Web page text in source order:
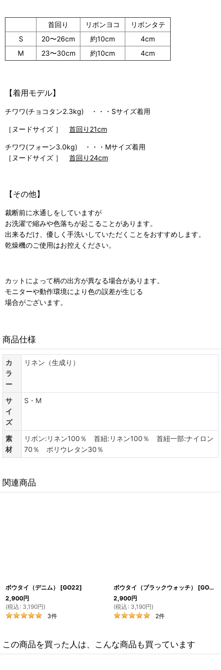
首回り リボンヨコ
リボンタテ
S
20〜26cm 約10cm
4cm
M
23〜30cm 約10cm 4cm
【着用モデル】
チワワ(チョコタン2.3kg) ・・・Sサイズ着用
［ヌードサイズ ］ 首回り21cm
チワワ(フォーン3.0kg) ・・・Mサイズ着用
［ヌードサイズ ］ 首回り24cm
【その他】
裁断前に水通しをしていますが
お洗濯で縮みや色落ちが起こることがあります。
出来るだけ、優しく手洗いしていただくことをおすすめします。
乾燥機のご使用はお控えください。
カットによって柄の出方が異なる場合があります。
モニターや動作環境により色の誤差が生じる
場合がございます。
商品仕様
カ
ラ
ー
リネン（生成り）
サ
イ
ズ
S・M
素
材
リボン:リネン100％ 首紐:リネン100％ 首紐一部:ナイロン
70％ ポリウレタン30％
関連商品
ボウタイ（デニム） [GO22]
2,900円
(税込 : 3,190円)
3件
ボウタイ（ブラックウォッチ） [GO21
2,900円
(税込 : 3,190円)
2件
この商品を買った人は、こんな商品も買っています